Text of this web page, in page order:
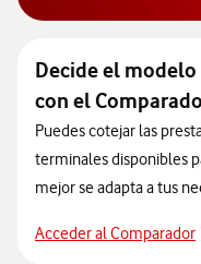
Decide el
con el
Puedes cotejar las
terminales disponibles
mejor se adapta a tus
Acceder al Comparador